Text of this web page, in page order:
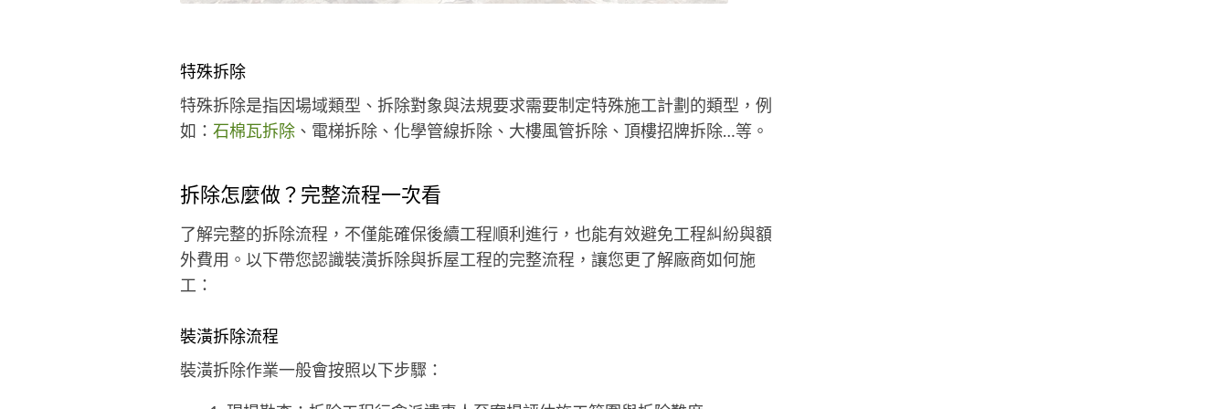
特殊拆除
特殊拆除是指因場域類型、拆除對象與法規要求需要制定特殊施工計劃的類型，例
如： 石棉瓦拆除、電梯拆除、化學管線拆除、大樓風管拆除、頂樓招牌拆除…等。
拆除怎麼做？完整流程一次看
了解完整的拆除流程，不僅能確保後續工程順利進行，也能有效避免工程糾紛與額
外費用。以下帶您認識裝潢拆除與拆屋工程的完整流程，讓您更了解廠商如何施
工：
裝潢拆除流程
裝潢拆除作業一般會按照以下步驟：